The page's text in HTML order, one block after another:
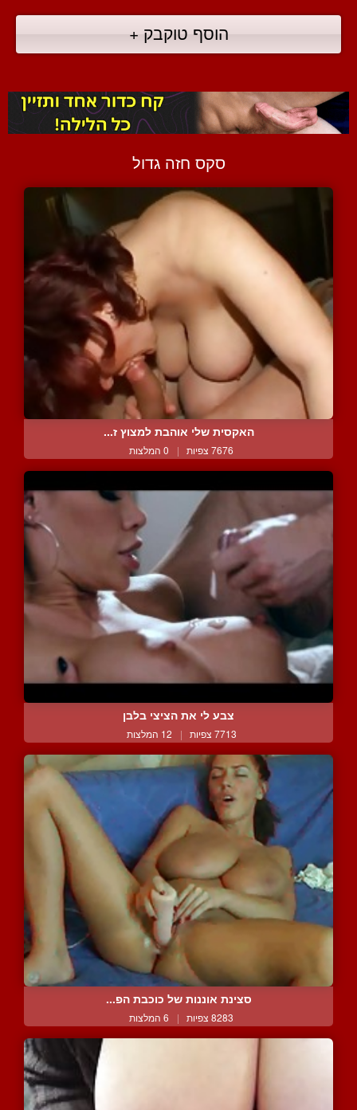
הוסף טוקבק +
סקס חזה גדול
האקסית שלי אוהבת למצוץ ז...
7676 צפיות | 0 המלצות
צבע לי את הציצי בלבן
7713 צפיות | 12 המלצות
סצינת אוננות של כוכבת הפ...
8283 צפיות | 6 המלצות